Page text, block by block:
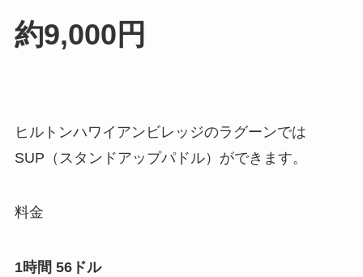
約9,000円
ヒルトンハワイアンビレッジのラグーンでは
SUP（スタンドアップパドル）ができます。
料金
1時間 56ドル